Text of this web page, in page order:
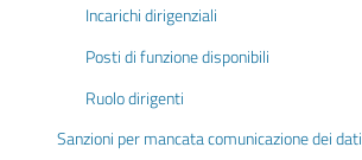
Incarichi dirigenziali
Posti di funzione disponibili
Ruolo dirigenti
Sanzioni per mancata comunicazione dei dati